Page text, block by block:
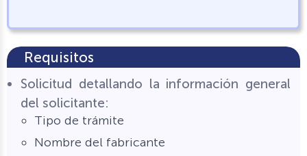
Requisitos
Solicitud detallando la información general
del solicitante:
Tipo de trámite
Nombre del fabricante